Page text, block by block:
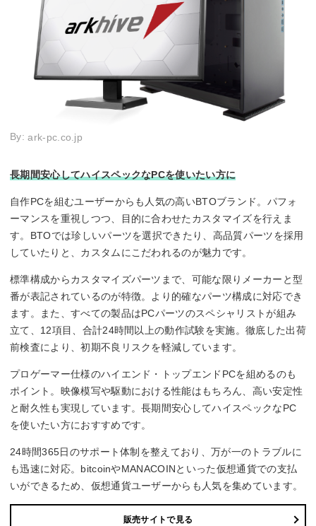
By:ark-pc.co.jp
長期間安心してハイスペックなPCを使いたい方に
自作PCを組むユーザーからも人気の高いBTOブランド。パフォ
ーマンスを重視しつつ、目的に合わせたカスタマイズを行えま
す。BTOでは珍しいパーツを選択できたり、高品質パーツを採用
していたりと、カスタムにこだわれるのが魅力です。
標準構成からカスタマイズパーツまで、可能な限りメーカーと型
番が表記されているのが特徴。より的確なパーツ構成に対応でき
ます。また、すべての製品はPCパーツのスペシャリストが組み
立て、12項目、合計24時間以上の動作試験を実施。徹底した出荷
前検査により、初期不良リスクを軽減しています。
プロゲーマー仕様のハイエンド・トップエンドPCを組めるのも
ポイント。映像模写や駆動における性能はもちろん、高い安定性
と耐久性も実現しています。長期間安心してハイスペックなPC
を使いたい方におすすめです。
24時間365日のサポート体制を整えており、万が一のトラブルに
も迅速に対応。bitcoinやMANACOINといった仮想通貨での支払
いができるため、仮想通貨ユーザーからも人気を集めています。
販売サイトで見る